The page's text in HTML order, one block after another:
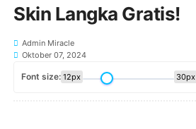
Skin Langka Gratis!
Admin Miracle
Oktober 07, 2024
Font size: 12px 30px